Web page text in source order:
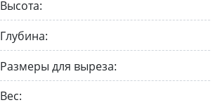
Высота:
Глубина:
Размеры для выреза:
Вес: